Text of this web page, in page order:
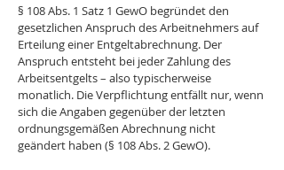
§ 108 Abs. 1 Satz 1 GewO begründet den
gesetzlichen Anspruch des Arbeitnehmers auf
Erteilung einer Entgeltabrechnung. Der
Anspruch entsteht bei jeder Zahlung des
Arbeitsentgelts – also typischerweise
monatlich. Die Verpflichtung entfällt nur, wenn
sich die Angaben gegenüber der letzten
ordnungsgemäßen Abrechnung nicht
geändert haben (§ 108 Abs. 2 GewO).